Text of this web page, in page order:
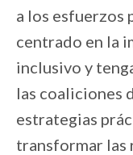
a los esfuerzos
centrado en la
inclusivo y
las coaliciones
estrategias
transformar las